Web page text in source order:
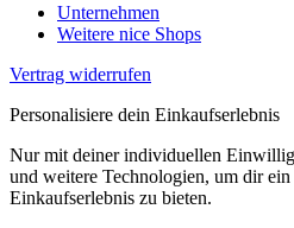
Unternehmen
Weitere nice Shops
Vertrag widerrufen
Personalisiere dein Einkaufserlebnis
Nur mit deiner individuellen
und weitere Technologien, um dir ein
Einkaufserlebnis zu bieten.